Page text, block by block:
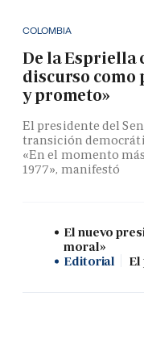
COLOMBIA
De la Espriella
discurso como
y prometo»
El presidente del
transición
«En el momento
1977», manifestó
El nuevo
moral»
Editorial
El